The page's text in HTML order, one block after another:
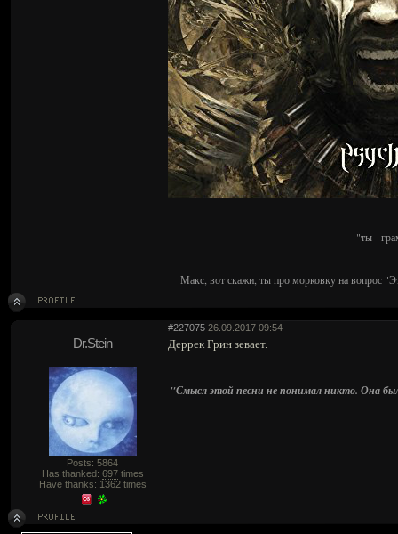
"ты -
Макс, вот скажи, ты про морковку на вопрос
#227075 26.09.2017 09:54
Dr.Stein
Posts: 5864
Has thanked: 697times
Have thanks: 1362times
Деррек Грин зевает.
"Смысл этой песни не понимал никто. Она была